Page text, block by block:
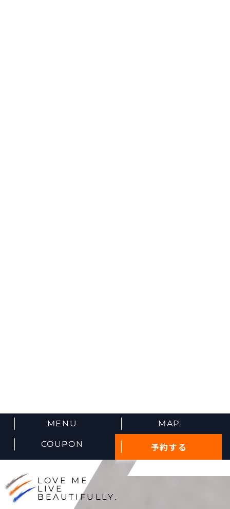
MENU MAP
COUPON 予約する
LOVE ME
LIVE
BEAUTIFULLY.